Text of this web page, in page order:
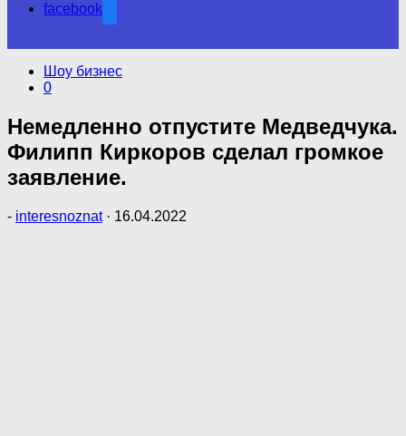
facebook
Шоу бизнес
0
Немедленно отпустите Медведчука.
Филипп Киркоров сделал громкое
заявление.
- interesnoznat · 16.04.2022